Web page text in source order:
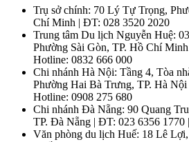
Trụ sở chính: 70 Lý Tự Trọng,
Chí Minh | ĐT: 028 3520 2020
Trung tâm Du lịch Nguyễn Huệ:
Phường Sài Gòn, TP. Hồ Chí
Hotline: 0832 666 000
Chi nhánh Hà Nội: Tầng 4, Tòa
Phường Hai Bà Trưng, TP. Hà
Hotline: 0908 275 680
Chi nhánh Đà Nẵng: 90 Quang
TP. Đà Nẵng | ĐT: 023 6356 1770
Văn phòng du lịch Huế: 18 Lê